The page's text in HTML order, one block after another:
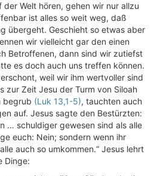
Welt hören, gehen wir nur allzu
ist alles so weit weg, daß
übergeht. Geschieht so etwas aber
wir vielleicht gar den einen
Betroffenen, dann sind wir zutiefst
es doch auch uns treffen können.
weil wir ihm wertvoller sind
zur Zeit Jesu der Turm von Siloah
begrub (Luk 13,1-5), tauchten auch
auf. Jesus sagte den Bestürzten:
… schuldiger gewesen sind als alle
euch: Nein; sondern wenn ihr
auch so umkommen.“ Jesus lehrt
Dinge: